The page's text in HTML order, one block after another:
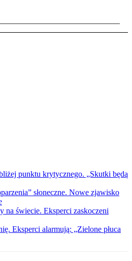
punktu krytycznego. „Skutki będą
słoneczne. Nowe zjawisko
na świecie. Eksperci zaskoczeni
Eksperci alarmują: „Zielone płuca